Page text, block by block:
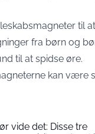
til
fra børn og
til at spidse øre.
kan være
vide det: Disse tre